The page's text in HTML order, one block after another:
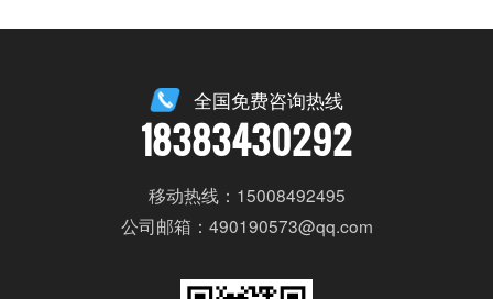
全国免费咨询热线
18383430292
移动热线：15008492495
公司邮箱：490190573@qq.com